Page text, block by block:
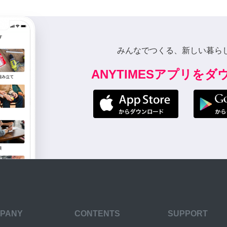
みんなでつくる、新しい暮ら
ANYTIMESアプリをダ
CONTENTS SUPPORT